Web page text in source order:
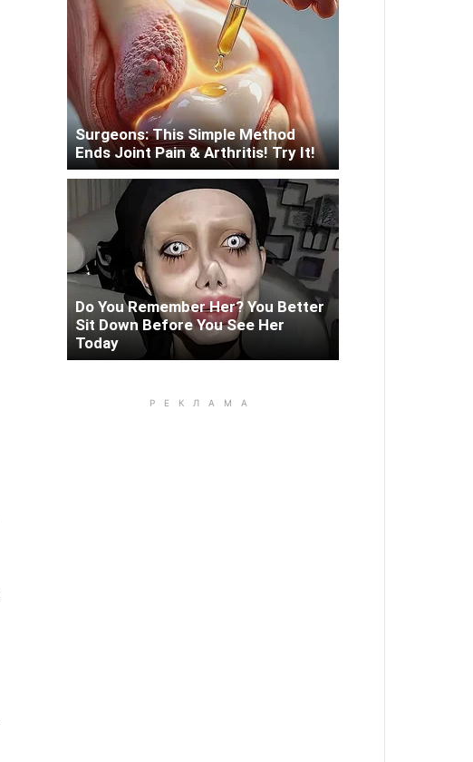
Surgeons: This Simple Method
Ends Joint Pain & Arthritis! Try It!
Do You Remember Her? You Better
Sit Down Before You See Her
Today